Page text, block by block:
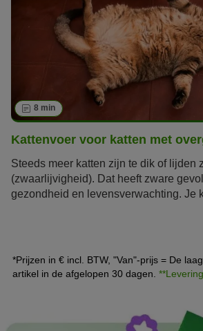
8 min
Kattenvoer voor katten met
Steeds meer katten zijn te dik of lijden
(zwaarlijvigheid). Dat heeft zware
gezondheid en levensverwachting. Je
*Prijzen in € incl. BTW, "Van"-prijs = De
artikel in de afgelopen 30 dagen.